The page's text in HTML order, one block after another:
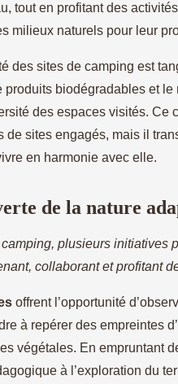
tout en profitant des
milieux naturels pour leur
des sites de camping est
produits biodégradables et
des espaces visités. Ce
de sites engagés, mais il
en harmonie avec elle.
de la nature
plusieurs initiatives
collaborant et profitant
offrent l’opportunité
à repérer des empreintes
végétales. En empruntant
à l’exploration du